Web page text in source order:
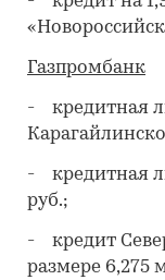
Газпромбанк
- кредитная
- кредитная
руб.;
- кредит
размере 6,275